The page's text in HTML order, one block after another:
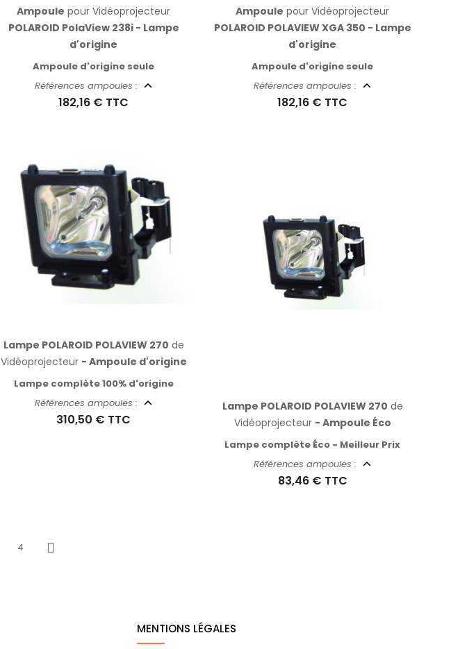
Ampoule pour Vidéoprojecteur
POLAROID PolaView 238i - Lampe
d'origine
Ampoule d'origine seule
Références ampoules :
182,16 € TTC
Ampoule pour Vidéoprojecteur
POLAROID POLAVIEW XGA 350 - Lampe
d'origine
Ampoule d'origine seule
Références ampoules :
182,16 € TTC
Lampe POLAROID POLAVIEW 270 de
Vidéoprojecteur - Ampoule d'origine
Lampe complète 100% d'origine
Références ampoules :
310,50 € TTC
Lampe POLAROID POLAVIEW 270 de
Vidéoprojecteur - Ampoule Éco
Lampe complète Éco - Meilleur Prix
Références ampoules :
83,46 € TTC
4
Suivant
MENTIONS LÉGALES